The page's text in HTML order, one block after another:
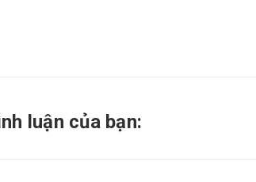
luận của bạn: